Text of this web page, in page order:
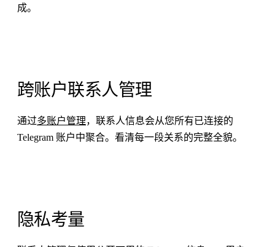
成。
跨账户联系人管理
通过多账户管理，联系人信息会从您所有已连接的
Telegram 账户中聚合。看清每一段关系的完整全貌。
隐私考量